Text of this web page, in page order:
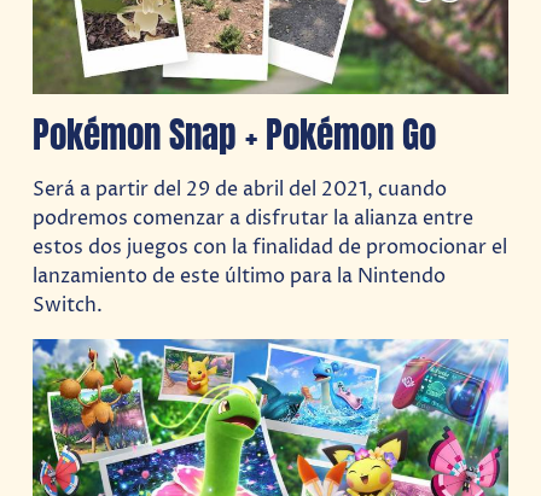
Pokémon Snap + Pokémon Go
Será a partir del 29 de abril del 2021, cuando
podremos comenzar a disfrutar la alianza entre
estos dos juegos con la finalidad de promocionar el
lanzamiento de este último para la Nintendo
Switch.